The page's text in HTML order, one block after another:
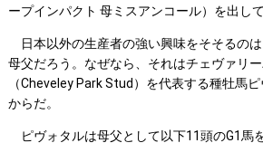
ープインパクト 母ミスアンコール）を出して
日本以外の生産者の強い興味をそそるの
母父だろう。なぜなら、それはチェヴァリ
（Cheveley Park Stud）を代表する種牡馬
からだ。
ピヴォタルは母父として以下11頭のG1馬